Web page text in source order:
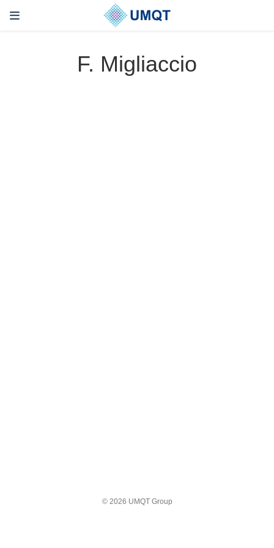
F. Migliaccio
© 2026 UMQT Group